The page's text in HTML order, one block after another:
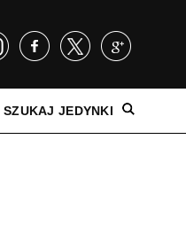
SZUKAJ JEDYNKI